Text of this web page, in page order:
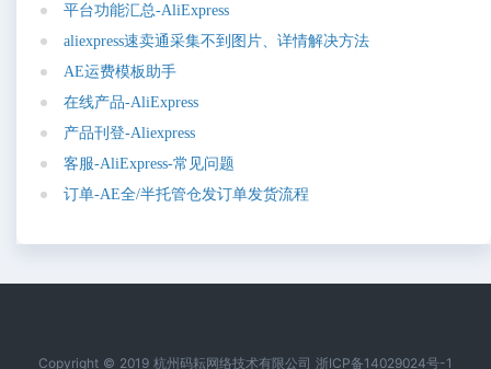
平台功能汇总-AliExpress
aliexpress速卖通采集不到 图 片 、详情解决方法
AE运费模板 助手
在线产品-AliExpress
产品刊登-Aliexpress
客 服-AliExpress-常 见问题
订单-AE全/半托管仓发订单发货流程
Copyright © 2019 杭州码耘网络技术有限公司 浙ICP备14029024号-1